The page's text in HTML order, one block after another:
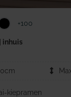
+100
inhuis
kiepramen